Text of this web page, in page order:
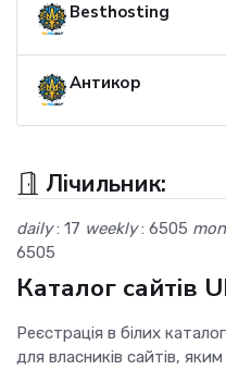
Besthosting
Антикор
Лічильник:
daily: 17 weekly: 6505
6505
Каталог сайтів
Реєстрація в білих
для власників сайтів,